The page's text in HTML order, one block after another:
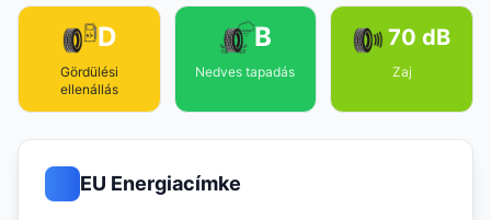
D
Gördülési
ellenállás
B
Nedves tapadás
70 dB
Zaj
EU Energiacímke